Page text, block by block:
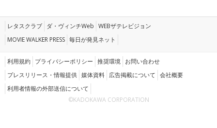
レタスクラブ ダ・ヴィンチWeb WEBザテレビジョン
MOVIE WALKER PRESS 毎日が発見ネット
利用規約 プライバシーポリシー 推奨環境 お問い合わせ
プレスリリース・情報提供 媒体資料 広告掲載について 会社概要
利用者情報の外部送信について
©KADOKAWA CORPORATION